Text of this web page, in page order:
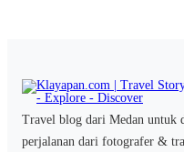
Travel blog dari Medan untuk
perjalanan dari fotografer &